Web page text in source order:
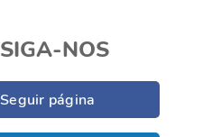
SIGA-NOS
Seguir página